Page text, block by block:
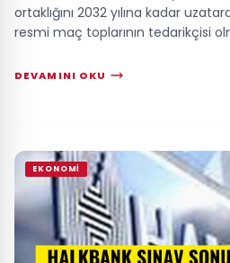
ortaklığını 2032 yılına kadar
resmi maç toplarının tedarikçisi
DEVAMINI OKU
EKONOMI